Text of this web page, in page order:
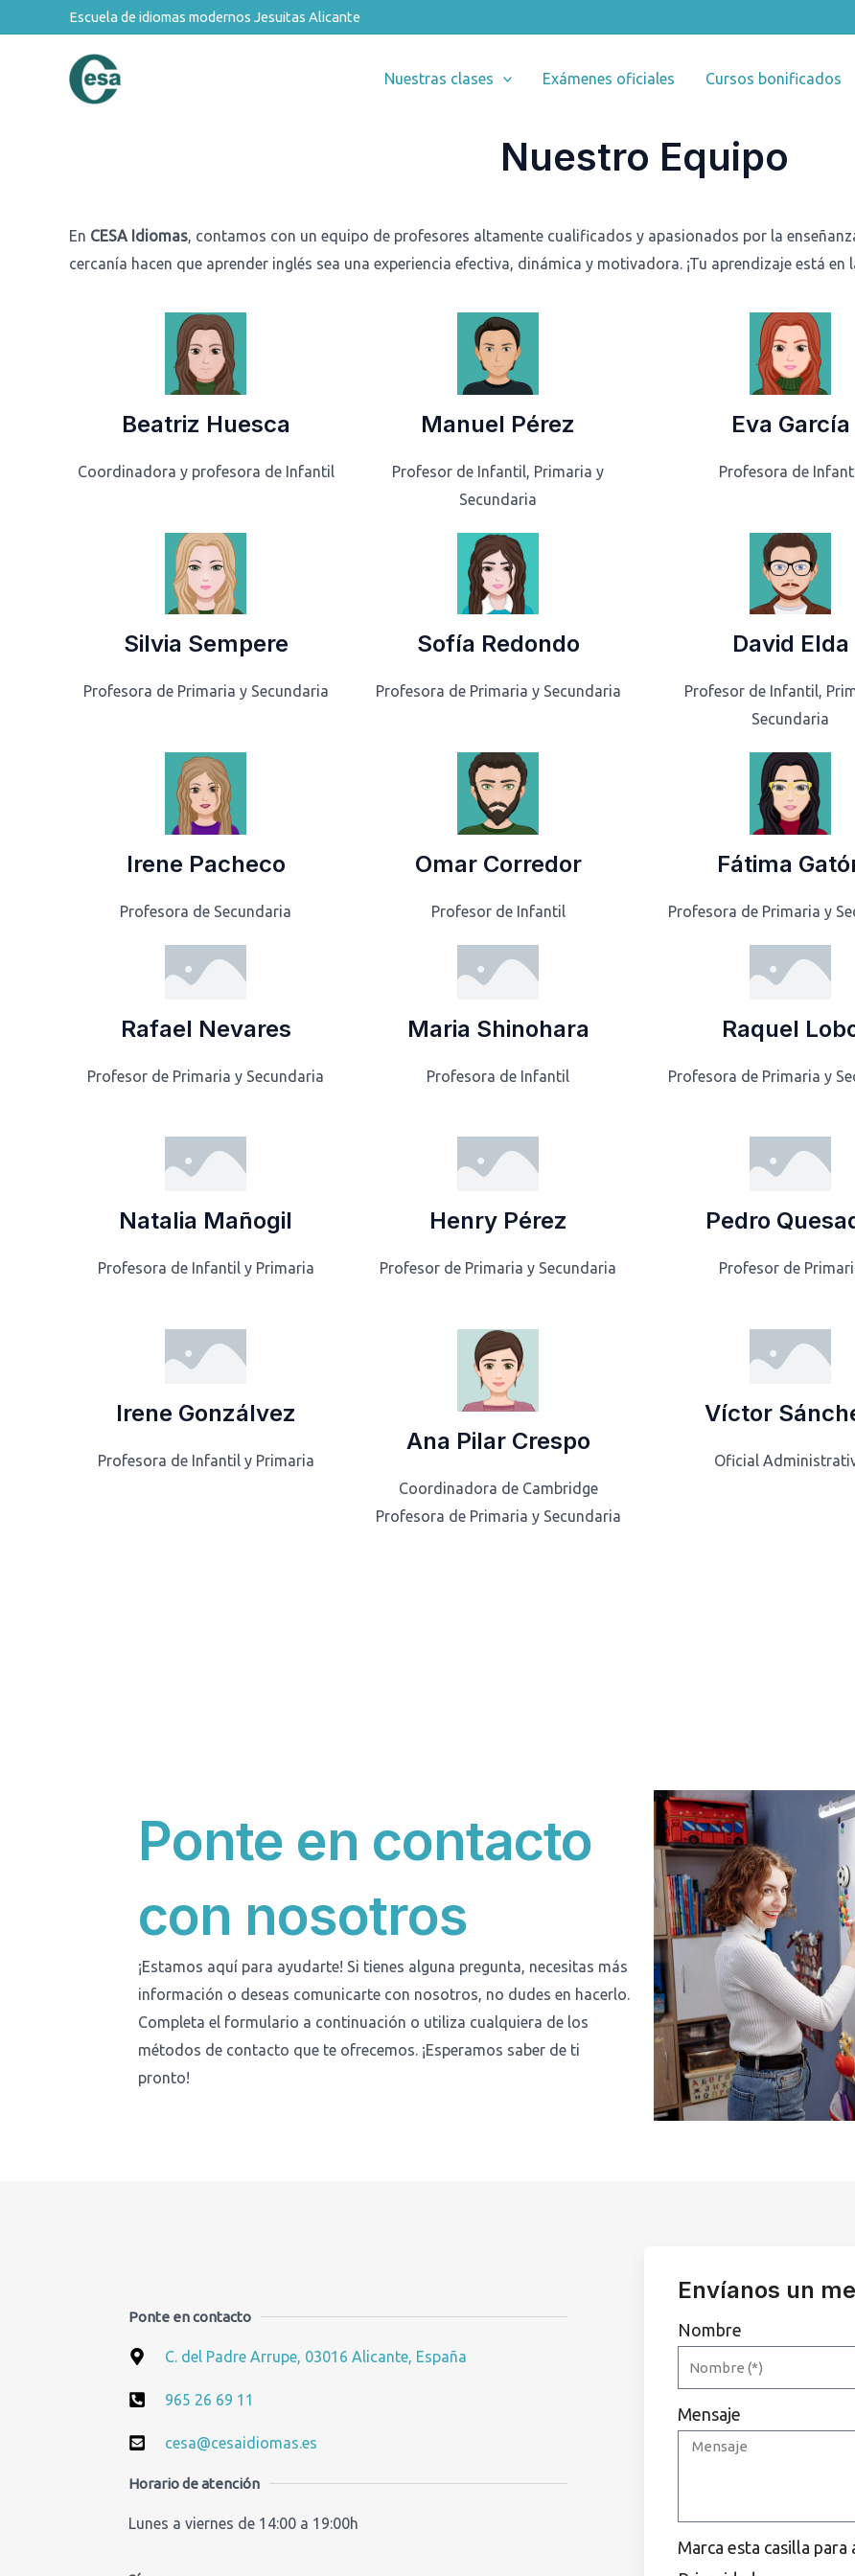
al
Escuela de idiomas modernos Jesuitas Alicante
Nuestras clases Exámenes oficiales Cursos bonificados
Nuestro Equipo
En CESA Idiomas, contamos con un equipo de profesores altamente cualificados y apasionados por la
cercanía hacen que aprender inglés sea una experiencia efectiva, dinámica y motivadora. ¡Tu aprendizaje está en
Beatriz Huesca
Coordinadora y profesora de Infantil
Manuel Pérez
Profesor de Infantil, Primaria y
Secundaria
Eva García
Profesora de
Silvia Sempere
Profesora de Primaria y Secundaria
Sofía Redondo
Profesora de Primaria y Secundaria
David Elda
Profesor de Infantil,
Secundaria
Irene Pacheco
Profesora de Secundaria
Omar Corredor
Profesor de Infantil
Fátima
Profesora de Primaria y
Rafael Nevares
Profesor de Primaria y Secundaria
Maria Shinohara
Profesora de Infantil
Raquel
Profesora de Primaria y
Natalia Mañogil
Profesora de Infantil y Primaria
Henry Pérez
Profesor de Primaria y Secundaria
Pedro
Profesor de
Irene Gonzálvez
Profesora de Infantil y Primaria
Ana Pilar Crespo
Coordinadora de Cambridge
Profesora de Primaria y Secundaria
Víctor
Oficial
Ponte en contacto
con nosotros
¡Estamos aquí para ayudarte! Si tienes alguna pregunta, necesitas más
información o deseas comunicarte con nosotros, no dudes en hacerlo.
Completa el formulario a continuación o utiliza cualquiera de los
métodos de contacto que te ofrecemos. ¡Esperamos saber de ti
pronto!
Ponte en contacto
C. del Padre Arrupe, 03016 Alicante, España
965 26 69 11
cesa@cesaidiomas.es
Horario de atención
Lunes a viernes de 14:00 a 19:00h
Envíanos un
Nombre
Mensaje
Marca esta casilla